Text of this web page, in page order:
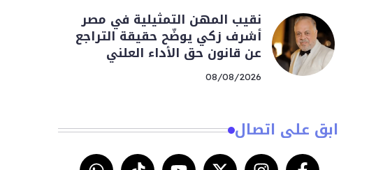
نقيب المهن التمثيلية في مصر
أشرف زكي يوضّح حقيقة التراجع
عن قانون حق الأداء العلني
08/08/2026
ابق على اتصال